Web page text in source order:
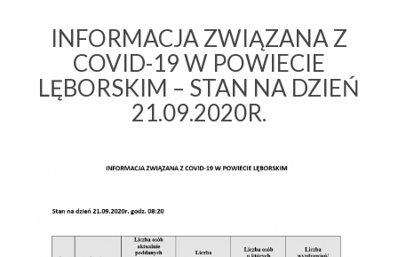
INFORMACJA ZWIĄZANA Z
COVID-19 W POWIECIE
LĘBORSKIM – STAN NA DZIEŃ
21.09.2020R.